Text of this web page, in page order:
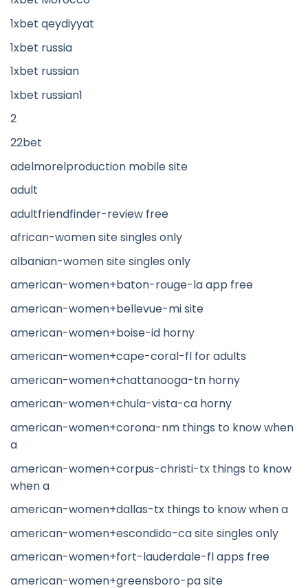
1xbet qeydiyyat
1xbet russia
1xbet russian
1xbet russian1
2
22bet
adelmorelproduction mobile site
adult
adultfriendfinder-review free
african-women site singles only
albanian-women site singles only
american-women+baton-rouge-la app free
american-women+bellevue-mi site
american-women+boise-id horny
american-women+cape-coral-fl for adults
american-women+chattanooga-tn horny
american-women+chula-vista-ca horny
american-women+corona-nm things to know when
a
american-women+corpus-christi-tx things to know
when a
american-women+dallas-tx things to know when a
american-women+escondido-ca site singles only
american-women+fort-lauderdale-fl apps free
american-women+greensboro-pa site